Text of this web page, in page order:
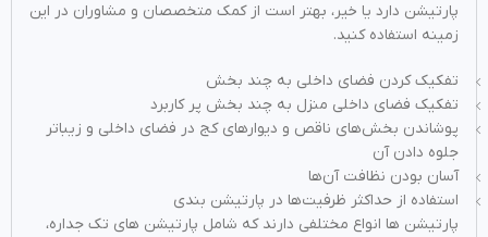
پارتیشن دارد یا خیر، بهتر است از کمک متخصصان و مشاوران در این
زمینه استفاده کنید.
تفکیک کردن فضای داخلی به چند بخش
تفکیک فضای داخلی منزل به چند بخش پر کاربرد
پوشاندن بخش‌‌های ناقص و دیوار‌‌های کج در فضای داخلی و زیباتر
جلوه دادن آن
آسان بودن نظافت آن‌‌ها
استفاده از حداکثر ظرفیت‌‌ها در پارتیشن ‌بندی
پارتیشن‌‌ ها انواع مختلفی دارند که شامل پارتیشن های تک جداره،